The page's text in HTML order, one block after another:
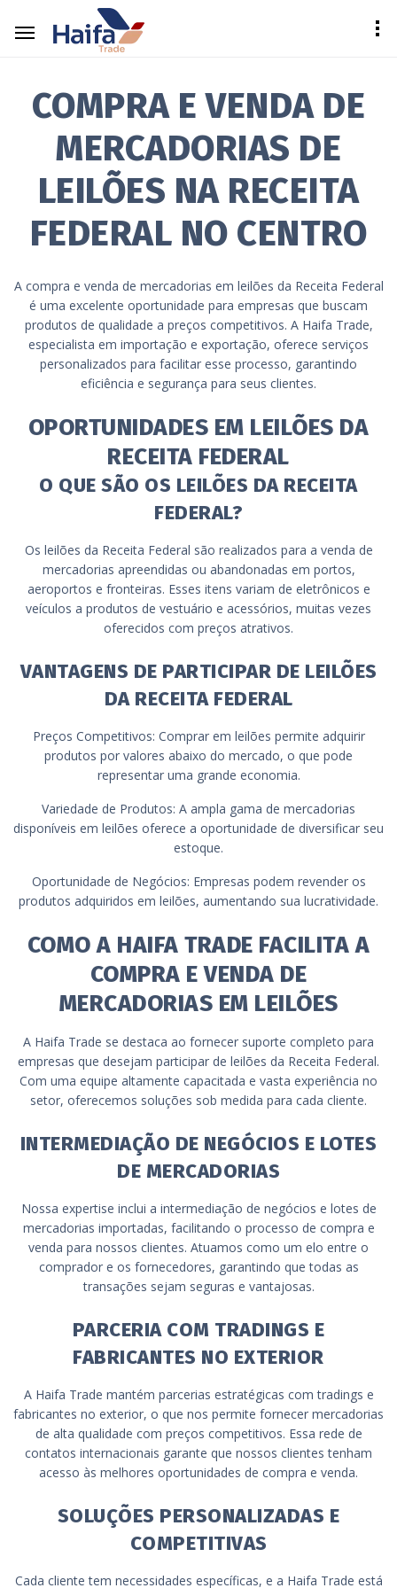
COMPRA E VENDA DE
MERCADORIAS DE
LEILÕES NA RECEITA
FEDERAL NO CENTRO
A compra e venda de mercadorias em leilões da Receita Federal
é uma excelente oportunidade para empresas que buscam
produtos de qualidade a preços competitivos. A Haifa Trade,
especialista em importação e exportação, oferece serviços
personalizados para facilitar esse processo, garantindo
eficiência e segurança para seus clientes.
OPORTUNIDADES EM LEILÕES DA
RECEITA FEDERAL
O QUE SÃO OS LEILÕES DA RECEITA
FEDERAL?
Os leilões da Receita Federal são realizados para a venda de
mercadorias apreendidas ou abandonadas em portos,
aeroportos e fronteiras. Esses itens variam de eletrônicos e
veículos a produtos de vestuário e acessórios, muitas vezes
oferecidos com preços atrativos.
VANTAGENS DE PARTICIPAR DE LEILÕES
DA RECEITA FEDERAL
Preços Competitivos: Comprar em leilões permite adquirir
produtos por valores abaixo do mercado, o que pode
representar uma grande economia.
Variedade de Produtos: A ampla gama de mercadorias
disponíveis em leilões oferece a oportunidade de diversificar seu
estoque.
Oportunidade de Negócios: Empresas podem revender os
produtos adquiridos em leilões, aumentando sua lucratividade.
COMO A HAIFA TRADE FACILITA A
COMPRA E VENDA DE
MERCADORIAS EM LEILÕES
A Haifa Trade se destaca ao fornecer suporte completo para
empresas que desejam participar de leilões da Receita Federal.
Com uma equipe altamente capacitada e vasta experiência no
setor, oferecemos soluções sob medida para cada cliente.
INTERMEDIAÇÃO DE NEGÓCIOS E LOTES
DE MERCADORIAS
Nossa expertise inclui a intermediação de negócios e lotes de
mercadorias importadas, facilitando o processo de compra e
venda para nossos clientes. Atuamos como um elo entre o
comprador e os fornecedores, garantindo que todas as
transações sejam seguras e vantajosas.
PARCERIA COM TRADINGS E
FABRICANTES NO EXTERIOR
A Haifa Trade mantém parcerias estratégicas com tradings e
fabricantes no exterior, o que nos permite fornecer mercadorias
de alta qualidade com preços competitivos. Essa rede de
contatos internacionais garante que nossos clientes tenham
acesso às melhores oportunidades de compra e venda.
SOLUÇÕES PERSONALIZADAS E
COMPETITIVAS
Cada cliente tem necessidades específicas, e a Haifa Trade está